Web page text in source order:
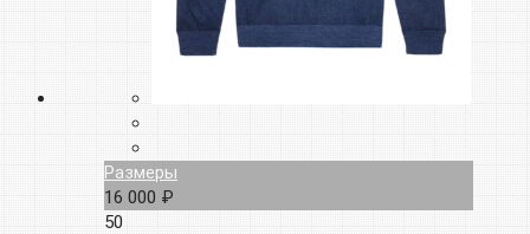
Размеры
16 000 ₽
50